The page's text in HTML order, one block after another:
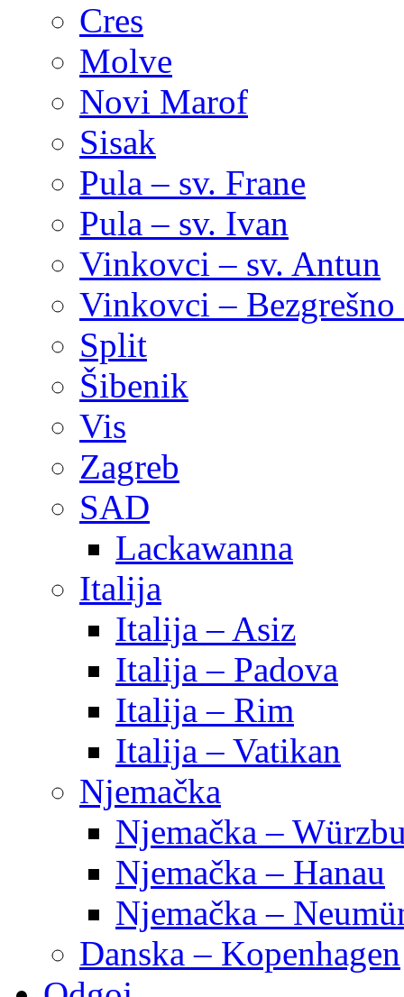
Cres
Molve
Novi Marof
Sisak
Pula – sv. Frane
Pula – sv. Ivan
Vinkovci – sv. Antun
Vinkovci –
Split
Šibenik
Vis
Zagreb
SAD
Lackawanna
Italija
Italija – Asiz
Italija – Padova
Italija – Rim
Italija – Vatikan
Njemačka
Njemačka –
Njemačka – Hanau
Njemačka –
Danska – Kopenhagen